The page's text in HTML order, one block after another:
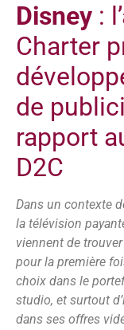
Disney :
Charter
de
rapport
D2C
Dans un contexte
la télévision
viennent de
pour la première
choix dans le
studio, et surtout
dans ses offres